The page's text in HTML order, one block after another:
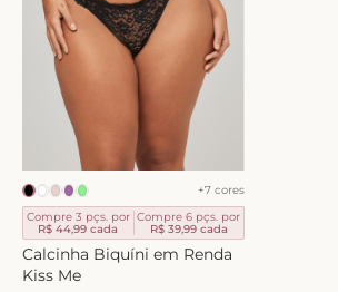
+7 cores
Compre 3 pçs. por
R$ 44,99 cada
Compre 6 pçs. por
R$ 39,99cada
Calcinha Biquíni em Renda
Kiss Me